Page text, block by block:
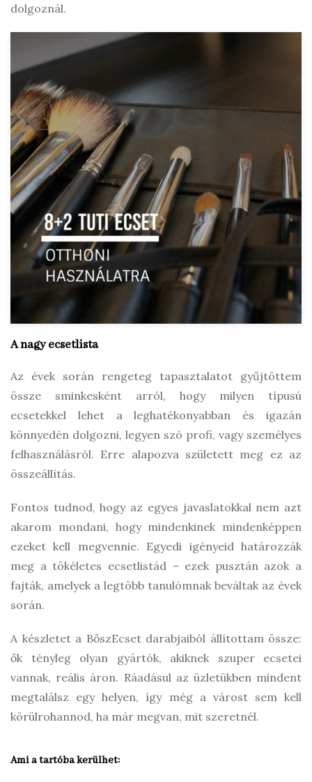
dolgoznál.
A nagy ecsetlista
Az évek során rengeteg tapasztalatot gyűjtöttem
össze sminkesként arról, hogy milyen típusú
ecsetekkel lehet a leghatékonyabban és igazán
könnyedén dolgozni, legyen szó profi, vagy személyes
felhasználásról. Erre alapozva született meg ez az
összeállítás.
Fontos tudnod, hogy az egyes javaslatokkal nem azt
akarom mondani, hogy mindenkinek mindenképpen
ezeket kell megvennie. Egyedi igényeid határozzák
meg a tökéletes ecsetlistád – ezek pusztán azok a
fajták, amelyek a legtöbb tanulómnak beváltak az évek
során.
A készletet a BőszEcset darabjaiból állítottam össze:
ők tényleg olyan gyártók, akiknek szuper ecsetei
vannak, reális áron. Ráadásul az üzletükben mindent
megtalálsz egy helyen, így még a várost sem kell
körülrohannod, ha már megvan, mit szeretnél.
Ami a tartóba kerülhet: